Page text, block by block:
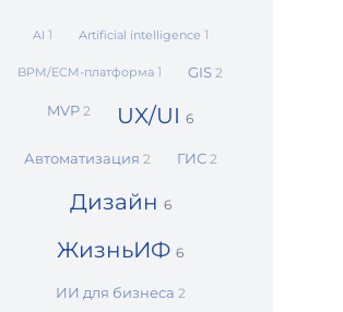
AI 1 Artificial intelligence 1
BPM/ECM‑платформа 1 GIS 2
MVP 2 UX/UI 6
Автоматизация 2 ГИС 2
Дизайн 6
ЖизньИФ 6
ИИ для бизнеса 2